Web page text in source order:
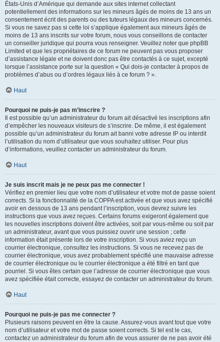
États-Unis d’Amérique qui demande aux sites internet collectant
potentiellement des informations sur les mineurs âgés de moins de 13 ans un
consentement écrit des parents ou des tuteurs légaux des mineurs concernés.
Si vous ne savez pas si cette loi s’applique également aux mineurs âgés de
moins de 13 ans inscrits sur votre forum, nous vous conseillons de contacter
un conseiller juridique qui pourra vous renseigner. Veuillez noter que phpBB
Limited et que les propriétaires de ce forum ne peuvent pas vous proposer
d’assistance légale et ne doivent donc pas être contactés à ce sujet, excepté
lorsque l’assistance porte sur la question « Qui dois-je contacter à propos de
problèmes d’abus ou d’ordres légaux liés à ce forum ? ».
Haut
Pourquoi ne puis-je pas m’inscrire ?
Il est possible qu’un administrateur du forum ait désactivé les inscriptions afin
d’empêcher les nouveaux visiteurs de s’inscrire. De même, il est également
possible qu’un administrateur du forum ait banni votre adresse IP ou interdit
l’utilisation du nom d’utilisateur que vous souhaitez utiliser. Pour plus
d’informations, veuillez contacter un administrateur du forum.
Haut
Je suis inscrit mais je ne peux pas me connecter !
Vérifiez en premier lieu que votre nom d’utilisateur et votre mot de passe soient
corrects. Si la fonctionnalité de la COPPA est activée et que vous avez spécifié
avoir en dessous de 13 ans pendant l’inscription, vous devrez suivre les
instructions que vous avez reçues. Certains forums exigeront également que
les nouvelles inscriptions doivent être activées, soit par vous-même ou soit par
un administrateur, avant que vous puissiez ouvrir une session ; cette
information était présente lors de votre inscription. Si vous aviez reçu un
courrier électronique, consultez les instructions. Si vous ne recevez pas de
courrier électronique, vous avez probablement spécifié une mauvaise adresse
de courrier électronique ou le courrier électronique a été filtré en tant que
pourriel. Si vous êtes certain que l’adresse de courrier électronique que vous
avez spécifiée était correcte, essayez de contacter un administrateur du forum.
Haut
Pourquoi ne puis-je pas me connecter ?
Plusieurs raisons peuvent en être la cause. Assurez-vous avant tout que votre
nom d’utilisateur et votre mot de passe soient corrects. Si tel est le cas,
contactez un administrateur du forum afin de vous assurer de ne pas avoir été